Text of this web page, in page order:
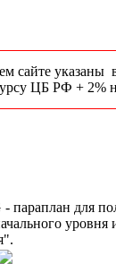
сайте указаны
ЦБ РФ + 2%
параплан для
уровня